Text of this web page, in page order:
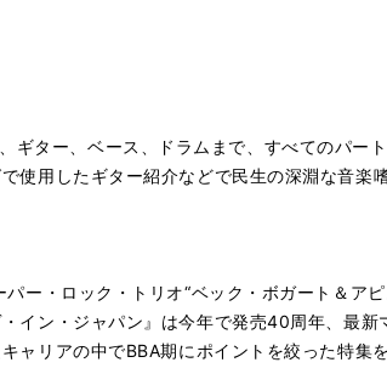
ター、ベース、ドラムまで、すべてのパー
使用したギター紹介などで民生の深淵な音楽
ー・ロック・トリオ“ベック・ボガート＆ア
イン・ジャパン』は今年で発売40周年、最新
ャリアの中でBBA期にポイントを絞った特集